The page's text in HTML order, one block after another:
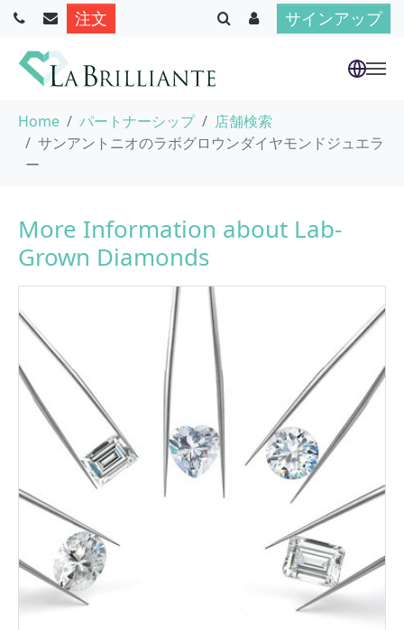
注文 サインアップ
Home パートナーシップ
店舗検索
サンアントニオのラボグロウンダイヤモンドジュエラ
ー
More Information about Lab-
Grown Diamonds